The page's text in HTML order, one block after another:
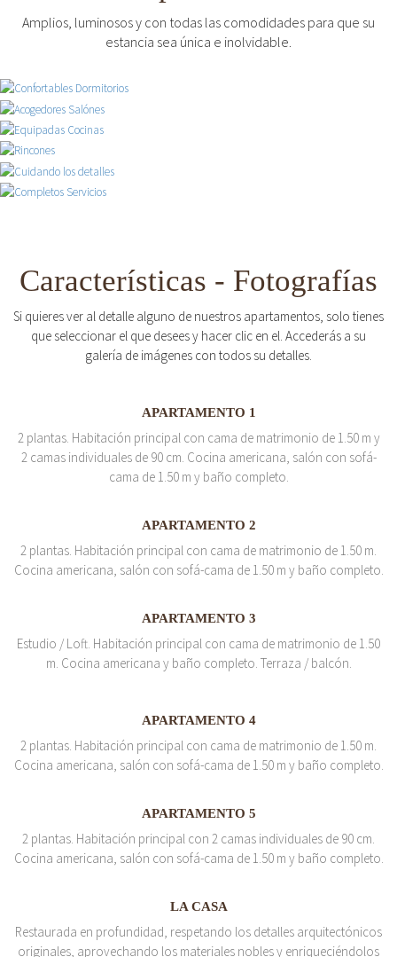
Amplios, luminosos y con todas las comodidades para que su
estancia sea única e inolvidable.
Características - Fotografías
Si quieres ver al detalle alguno de nuestros apartamentos, solo tienes
que seleccionar el que desees y hacer clic en el. Accederás a su
galería de imágenes con todos su detalles.
APARTAMENTO 1
2 plantas. Habitación principal con cama de matrimonio de 1.50 m y
2 camas individuales de 90 cm. Cocina americana, salón con sofá-
cama de 1.50 m y baño completo.
APARTAMENTO 2
2 plantas. Habitación principal con cama de matrimonio de 1.50 m.
Cocina americana, salón con sofá-cama de 1.50 m y baño completo.
APARTAMENTO 3
Estudio / Loft. Habitación principal con cama de matrimonio de 1.50
m. Cocina americana y baño completo. Terraza / balcón.
APARTAMENTO 4
2 plantas. Habitación principal con cama de matrimonio de 1.50 m.
Cocina americana, salón con sofá-cama de 1.50 m y baño completo.
APARTAMENTO 5
2 plantas. Habitación principal con 2 camas individuales de 90 cm.
Cocina americana, salón con sofá-cama de 1.50 m y baño completo.
LA CASA
Restaurada en profundidad, respetando los detalles arquitectónicos
originales, aprovechando los materiales nobles y enriqueciéndolos